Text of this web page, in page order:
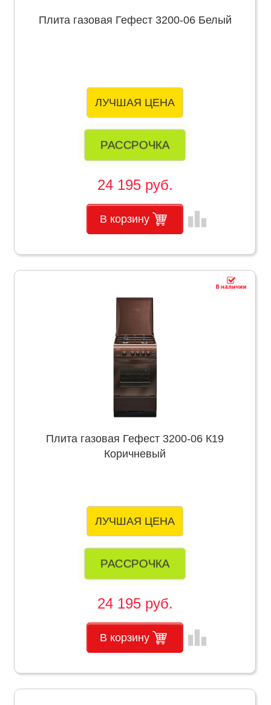
Плита газовая Гефест 3200-06 Белый
ЛУЧШАЯ ЦЕНА
РАССРОЧКА
24 195 руб.
В корзину leaderboard
Плита газовая Гефест 3200-06 К19
Коричневый
ЛУЧШАЯ ЦЕНА
РАССРОЧКА
24 195 руб.
В корзину leaderboard